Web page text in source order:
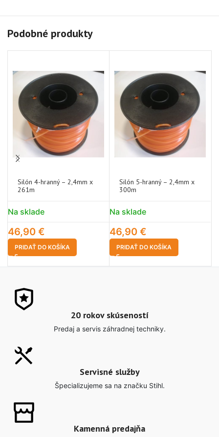
Podobné produkty
Silón 4-hranný – 2,4mm x
261m
Na sklade
46,90 €
PRIDAŤ DO KOŠÍKA
Silón 5-hranný – 2,4mm x
300m
Na sklade
46,90 €
PRIDAŤ DO KOŠÍKA
20 rokov skúseností
Predaj a servis záhradnej techniky.
Servisné služby
Špecializujeme sa na značku Stihl.
Kamenná predajňa